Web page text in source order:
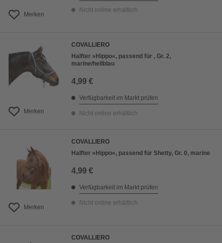
Merken
Nicht online erhältlich
Merken
COVALLIERO
Halfter »Hippo«, passend für , Gr. 2,
marine/hellblau
4,99 €
Verfügbarkeit im Markt prüfen
Nicht online erhältlich
Merken
COVALLIERO
Halfter »Hippo«, passend für Shetty, Gr. 0, marine
4,99 €
Verfügbarkeit im Markt prüfen
Nicht online erhältlich
COVALLIERO